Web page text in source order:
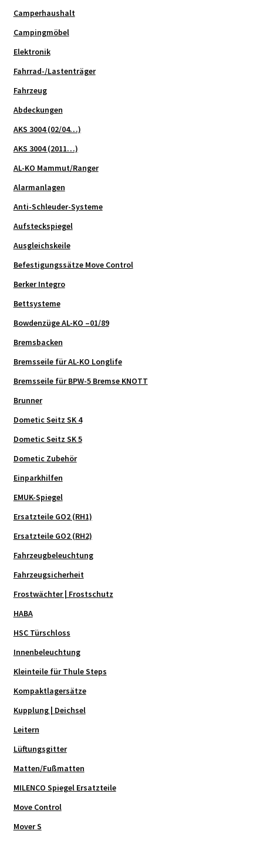
Camperhaushalt
Campingmöbel
Elektronik
Fahrrad-/Lastenträger
Fahrzeug
Abdeckungen
AKS 3004 (02/04…)
AKS 3004 (2011…)
AL-KO Mammut/Ranger
Alarmanlagen
Anti-Schleuder-Systeme
Aufsteckspiegel
Ausgleichskeile
Befestigungssätze Move Control
Berker Integro
Bettsysteme
Bowdenzüge AL-KO –01/89
Bremsbacken
Bremsseile für AL-KO Longlife
Bremsseile für BPW-5 Bremse KNOTT
Brunner
Dometic Seitz SK 4
Dometic Seitz SK 5
Dometic Zubehör
Einparkhilfen
EMUK-Spiegel
Ersatzteile GO2 (RH1)
Ersatzteile GO2 (RH2)
Fahrzeugbeleuchtung
Fahrzeugsicherheit
Frostwächter | Frostschutz
HABA
HSC Türschloss
Innenbeleuchtung
Kleinteile für Thule Steps
Kompaktlagersätze
Kupplung | Deichsel
Leitern
Lüftungsgitter
Matten/Fußmatten
MILENCO Spiegel Ersatzteile
Move Control
Mover S